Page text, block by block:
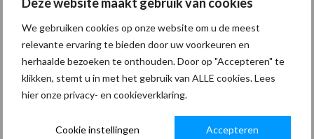
We gebruiken cookies op onze website om u de meest
relevante ervaring te bieden door uw voorkeuren en
herhaalde bezoeken te onthouden. Door op "Accepteren" te
klikken, stemt u in met het gebruik van ALLE cookies. Lees
hier onze privacy- en cookieverklaring.
Cookie instellingen Accepteren
Je persoonlijke gegevens worden gebruikt om je
ervaring op deze site te ondersteunen, om toegang
tot je account te beheren en voor andere doeleinden
zoals omschreven in onzeprivacybeleid.